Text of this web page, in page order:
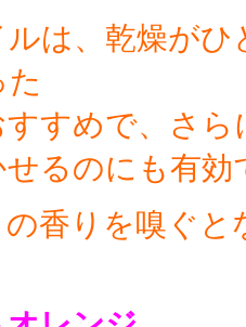
は、乾燥がひ
すめで、さら
るのにも有効
香りを嗅ぐと